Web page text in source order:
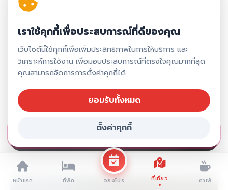
เราใช้คุกกี้เพื่อประสบการณ์ที่ดีของคุณ
เว็บไซต์นี้ใช้คุกกี้เพื่อเพิ่มประสิทธิภาพในการให้บริการ และ
วิเคราะห์การใช้งาน เพื่อมอบประสบการณ์ที่ตรงใจคุณมากที่สุด
คุณสามารถจัดการการตั้งค่าคุกกี้ได้
ยอมรับทั้งหมด
ตั้งค่าคุกกี้
จองที่พัก ภาคใต้
หน้าแรก ที่พัก จองโปร ที่เที่ยว คาเฟ่